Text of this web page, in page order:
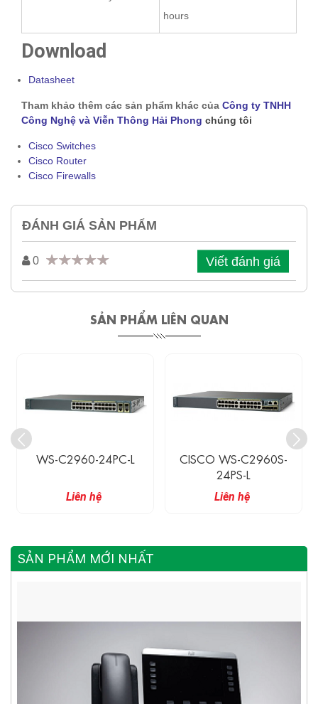
hours
Download
Datasheet
Tham khảo thêm các sản phẩm khác của Công ty TNHH
Công Nghệ và Viễn Thông Hải Phong chúng tôi
Cisco Switches
Cisco Router
Cisco Firewalls
ĐÁNH GIÁ SẢN PHẨM
0 Viết đánh giá
SẢN PHẨM LIÊN QUAN
WS-C2960-24PC-L
Liên hệ
CISCO WS-C2960S-
24PS-L
Liên hệ
SẢN PHẨM MỚI NHẤT